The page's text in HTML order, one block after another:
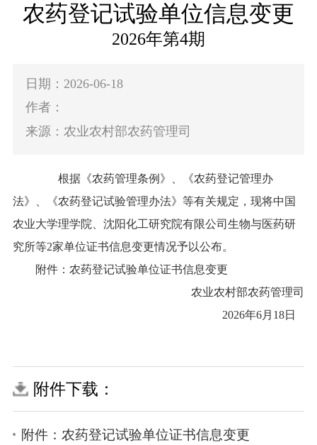
农药登记试验单位信息变更
2026年第4期
日期：2026-06-18
作者：
来源：农业农村部农药管理司
根据《农药管理条例》、《农药登记管理办
法》、《农药登记试验管理办法》等有关规定，现将中国
农业大学理学院、沈阳化工研究院有限公司生物与医药研
究所等2家单位证书信息变更情况予以公布。
附件：农药登记试验单位证书信息变更
农业农村部农药管理司
2026年6月18日
附件下载：
附件：农药登记试验单位证书信息变更